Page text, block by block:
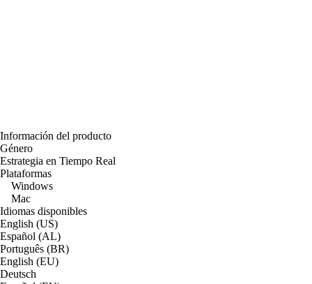
Información del producto
Género
Estrategia en Tiempo Real
Plataformas
Windows
Mac
Idiomas disponibles
English (US)
Español (AL)
Português (BR)
English (EU)
Deutsch